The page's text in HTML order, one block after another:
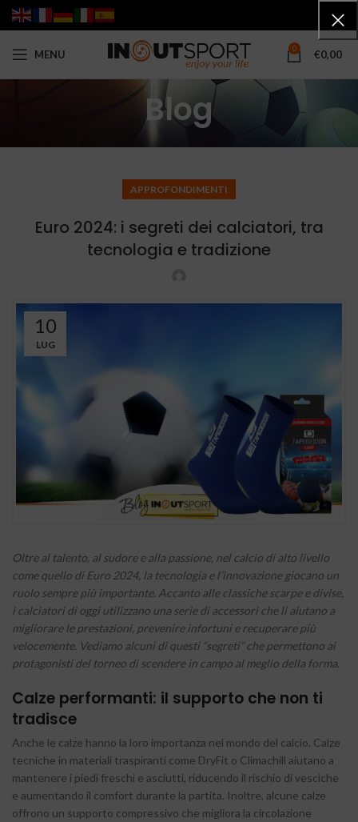
MENU 0 €0,00
Blog
APPROFONDIMENTI
Euro 2024: i segreti dei calciatori, tra
tecnologia e tradizione
10
LUG
Oltre al talento, al sudore e alla passione, nel calcio di alto livello
come quello di Euro 2024, la tecnologia e l’innovazione giocano un
ruolo sempre più importante. Accanto alle classiche scarpe e divise,
i calciatori di oggi utilizzano una serie di accessori che li aiutano a
migliorare le prestazioni, prevenire infortuni e recuperare più
velocemente. Vediamo alcuni di questi “segreti” che permettono ai
protagonisti del torneo di scendere in campo al meglio della forma.
Calze performanti: il supporto che non ti
tradisce
Anche le calze hanno la loro importanza nel mondo del calcio. Calze
tecniche in materiali traspiranti come DryFit o Climachill aiutano a
mantenere i piedi freschi e asciutti, riducendo il rischio di vesciche
e aumentando il comfort durante la partita. Inoltre, alcune calze
offrono un supporto compressivo che migliora la circolazione